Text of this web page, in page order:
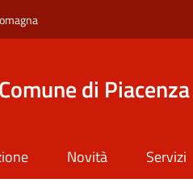
Comune di Piacenza
Novità Servizi